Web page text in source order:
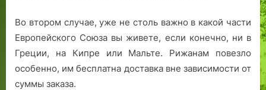
Во втором случае, уже не столь важно в какой части
Европейского Союза вы живете, если конечно, ни в
Греции, на Кипре или Мальте. Рижанам повезло
особенно, им бесплатна доставка вне зависимости от
суммы заказа.